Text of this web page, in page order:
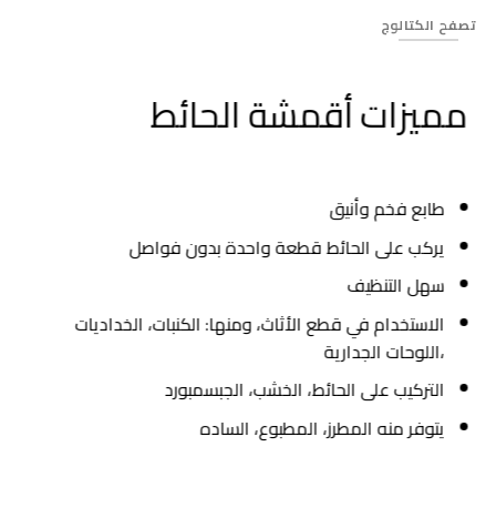
تصفح الكتالوج
مميزات أقمشة الحائط
طابع فخم وأنيق
يركب على الحائط قطعة واحدة بدون فواصل
سهل التنظيف
الاستخدام في قطع الأثاث، ومنها: الكنبات، الخداديات
،اللوحات الجدارية
التركيب على الحائط، الخشب، الجبسمبورد
يتوفر منه المطرز، المطبوع، الساده